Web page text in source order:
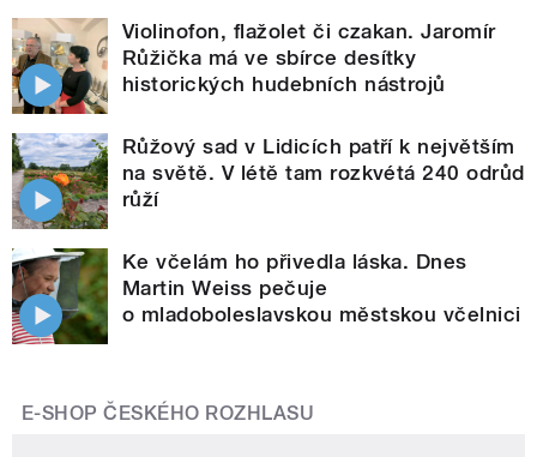
Violinofon, flažolet či czakan. Jaromír
Růžička má ve sbírce desítky
historických hudebních nástrojů
Růžový sad v Lidicích patří k největším
na světě. V létě tam rozkvétá 240 odrůd
růží
Ke včelám ho přivedla láska. Dnes
Martin Weiss pečuje
o mladoboleslavskou městskou včelnici
E-SHOP ČESKÉHO ROZHLASU